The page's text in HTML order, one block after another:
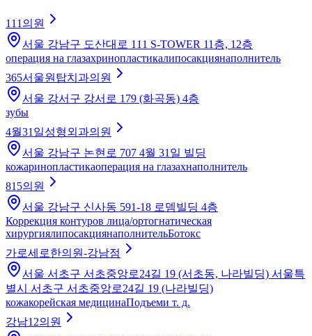
111의원
서울 강남구 도산대로 111 S-TOWER 11층, 12층
операция на глазахринопластикалипосакциянаполнитель
365서울원탑치과의원
서울 강서구 강서로 179 (화곡동) 4층
зубы
4월31일성형외과의원
서울 강남구 논현로 707 4월 31일 빌딩
кожаринопластикаоперация на глазахнаполнитель
815의원
서울 강남구 신사동 591-18 로뎀빌딩 4층
Коррекция контуров лица/ортогнатическая
хирургиялипосакциянаполнительБотокс
가로세로한의원-강남점
서울 서초구 서초중앙로24길 19 (서초동, 나라빌딩) 서울특
별시 서초구 서초중앙로24길 19 (나라빌딩)
кожакорейская медицинаПодъеми т. д.
강남12의원